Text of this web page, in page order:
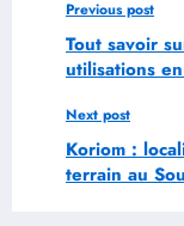
Previous post
Tout savoir
utilisations
Next post
Koriom :
terrain au